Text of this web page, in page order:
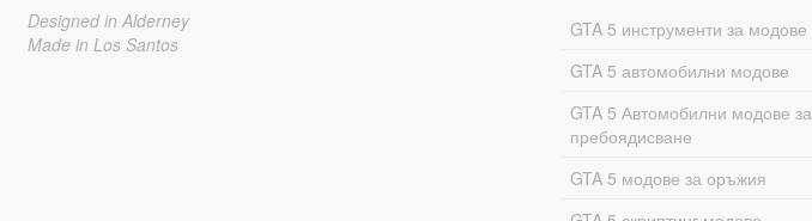
Designed in Alderney
Made in Los Santos
GTA 5 инструменти за модове
GTA 5 автомобилни модове
GTA 5 Автомобилни модове за
пребоядисване
GTA 5 модове за оръжия